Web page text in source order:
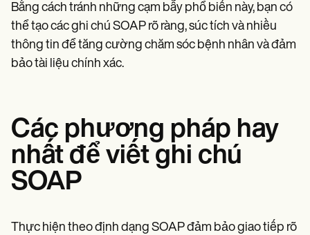
Bằng cách tránh những cạm bẫy phổ biến này, bạn có
thể tạo các ghi chú SOAP rõ ràng, súc tích và nhiều
thông tin để tăng cường chăm sóc bệnh nhân và đảm
bảo tài liệu chính xác.
Các phương pháp hay
nhất để viết ghi chú
SOAP
Thực hiện theo định dạng SOAP đảm bảo giao tiếp rõ